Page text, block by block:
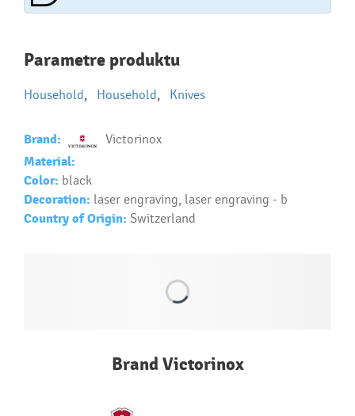
Najčastejšie otázky pri nákupe
reklamných predmetov
Ako realizujete potlač na reklamné premedy?
Ako si vybrať správny predmet?
Text...
Parametre produktu
Household Household Knives
Brand: Victorinox
Material:
Color: black
Decoration: laser engraving, laser engraving - b
Country of Origin: Switzerland
Brand Victorinox